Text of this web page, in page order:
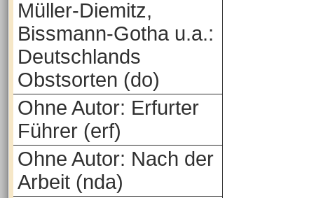
Müller-Diemitz,
Bissmann-Gotha u.a.:
Deutschlands
Obstsorten (do)
Ohne Autor: Erfurter
Führer (erf)
Ohne Autor: Nach der
Arbeit (nda)